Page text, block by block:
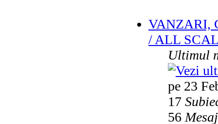
VANZARI,
/ ALL
Ultimul
pe 23
17
56